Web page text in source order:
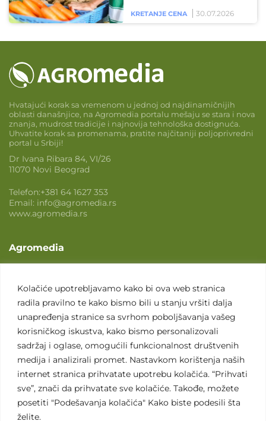
Kolačiće upotrebljavamo kako bi ova web stranica
radila pravilno te kako bismo bili u stanju vršiti dalja
unapređenja stranice sa svrhom poboljšavanja vašeg
korisničkog iskustva, kako bismo personalizovali
sadržaj i oglase, omogućili funkcionalnost društvenih
medija i analizirali promet. Nastavkom korištenja naših
internet stranica prihvatate upotrebu kolačića. “Prihvati
sve”, znači da prihvatate sve kolačiće. Takođe, možete
posetiti "Podešavanja kolačića" Kako biste podesili šta
želite.
KRETANJE CENA 30.07.2026
Hvatajući korak sa vremenom u jednoj od najdinamičnijih
oblasti današnjice, na Agromedia portalu mešaju se stara i nova
znanja, mudrost tradicije i najnovija tehnološka dostignuća.
Uhvatite korak sa promenama, pratite najčitaniji poljoprivredni
portal u Srbiji!
Dr Ivana Ribara 84, VI/26
11070 Novi Beograd
Telefon:+381 64 1627 353
Email: info@agromedia.rs
www.agromedia.rs
Agromedia
Svet poljoprivrede
Marketing usluge
Tražimo saradnike
Kontakt
Kontakt